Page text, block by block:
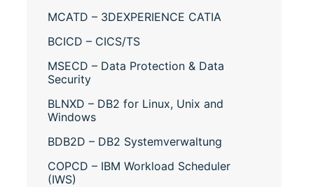
MCATD – 3DEXPERIENCE CATIA
BCICD – CICS/TS
MSECD – Data Protection & Data
Security
BLNXD – DB2 for Linux, Unix and
Windows
BDB2D – DB2 Systemverwaltung
COPCD – IBM Workload Scheduler
(IWS)